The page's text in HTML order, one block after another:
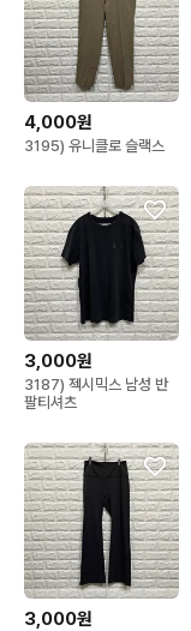
4,000원
3195) 유니클로 슬랙스
3,000원
3187) 젝시믹스 남성 반
팔티셔츠
3,000원